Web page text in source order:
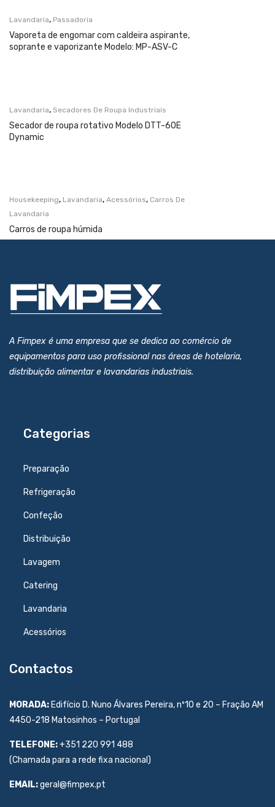
Lavandaria, Passadoria
Vaporeta de engomar com caldeira aspirante,
soprante e vaporizante Modelo: MP-ASV-C
Lavandaria, Secadores De Roupa Industriais
Secador de roupa rotativo Modelo DTT-60E
Dynamic
Housekeeping, Lavandaria, Acessórios, Carros De
Lavandaria
Carros de roupa húmida
A Fimpex é uma empresa que se dedica ao comércio de
equipamentos para uso profissional nas áreas de hotelaria,
distribuição alimentar e lavandarias industriais.
Categorias
Preparação
Refrigeração
Confeção
Distribuição
Lavagem
Catering
Lavandaria
Acessórios
Contactos
MORADA: Edifício D. Nuno Álvares Pereira, nº10 e 20 – Fração AM
4450-218 Matosinhos – Portugal
TELEFONE:+351 220 991 488
(Chamada para a rede fixa nacional)
EMAIL:geral@fimpex.pt